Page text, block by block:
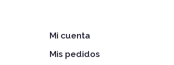
Mi cuenta
Mis pedidos